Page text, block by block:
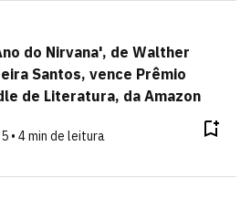
do Nirvana', de Walther
Santos, vence Prêmio
de Literatura, da Amazon
• 4 min de leitura